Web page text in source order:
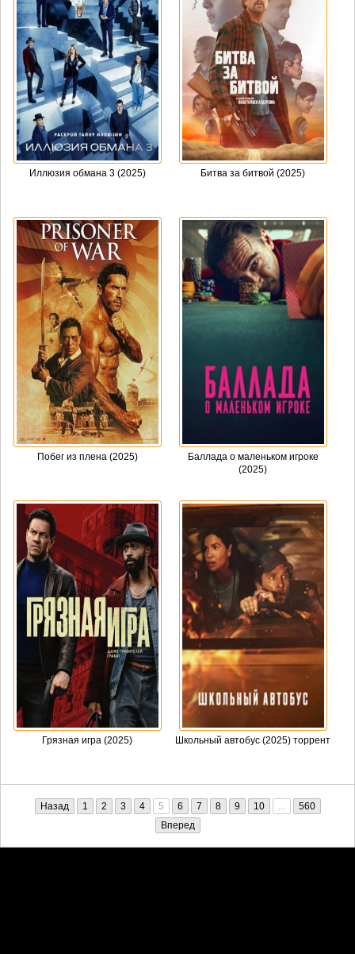
Иллюзия обмана 3 (2025) Битва за битвой (2025)
Побег из плена (2025)
Баллада о маленьком игроке
(2025)
Грязная игра (2025) Школьный автобус (2025) торрент
Назад 1 2 3 4 5 6 7 8 9 10 ...
560
Вперед